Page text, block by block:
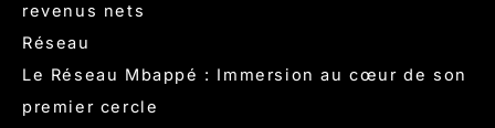
revenus nets
Réseau
Le Réseau Mbappé : Immersion au cœur de son
premier cercle